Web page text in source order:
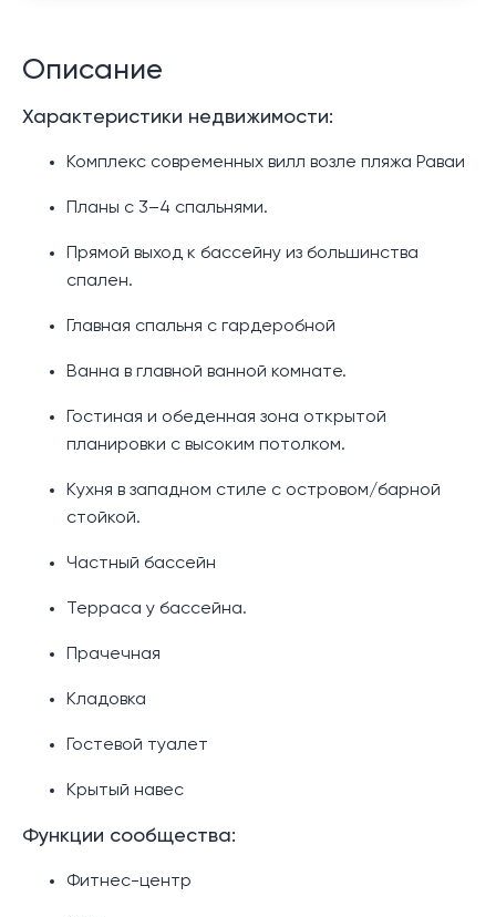
Описание
Характеристики недвижимости:
Комплекс современных вилл возле пляжа Раваи
Планы с 3–4 спальнями.
Прямой выход к бассейну из большинства
спален.
Главная спальня с гардеробной
Ванна в главной ванной комнате.
Гостиная и обеденная зона открытой
планировки с высоким потолком.
Кухня в западном стиле с островом/барной
стойкой.
Частный бассейн
Терраса у бассейна.
Прачечная
Кладовка
Гостевой туалет
Крытый навес
Функции сообщества:
Фитнес-центр